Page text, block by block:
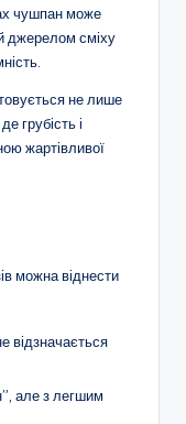
чушпан може
джерелом сміху
не лише
грубість і
жартівливої
можна віднести
відзначається
але з легшим